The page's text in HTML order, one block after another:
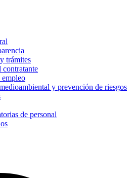
trámites
contratante
empleo
y prevención de riesgos
de personal